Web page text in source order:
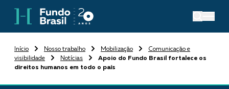
Início Nosso trabalho Mobilização
Comunicação e
visibilidade
Notícias
Apoio do Fundo Brasil fortalece os
direitos humanos em todo o país